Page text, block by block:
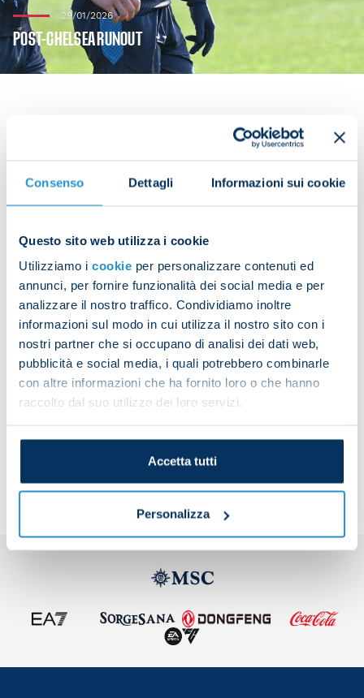
Consenso Dettagli Informazioni sui cookie
Questo sito web utilizza i cookie
Utilizziamo i cookie per personalizzare contenuti ed
annunci, per fornire funzionalità dei social media e per
analizzare il nostro traffico. Condividiamo inoltre
informazioni sul modo in cui utilizza il nostro sito con i
nostri partner che si occupano di analisi dei dati web,
pubblicità e social media, i quali potrebbero combinarle
con altre informazioni che ha fornito loro o che hanno
raccolto dal suo utilizzo dei loro servizi.
Accetta tutti
Personalizza
29/01/2026
POST-CHELSEA RUNOUT
Champions League it was time for Napoli to get
Saturday at 18:00 CET, taking place at the
Maradona.
Antonio Conte led the training session in which the
players who started yesterday’s game had a warm-
down session while the rest of the squad
completed a technical and tactical workout.
Share the article with your friends and support the